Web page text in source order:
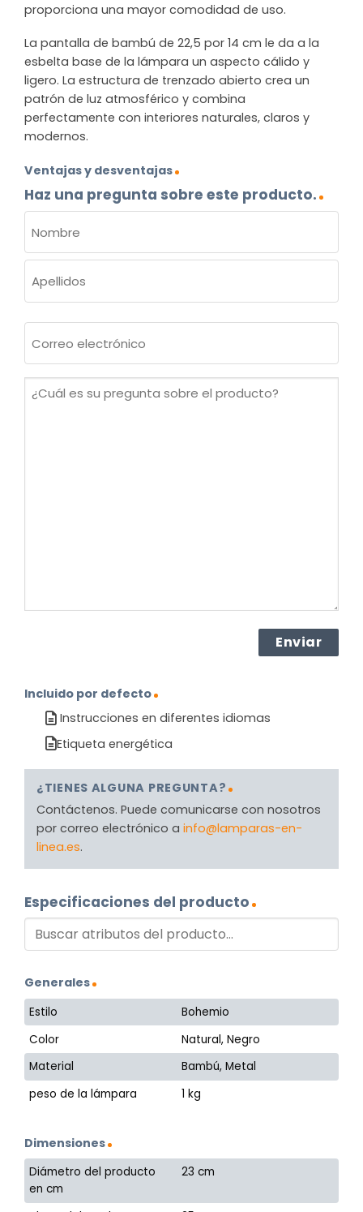
proporciona una mayor comodidad de uso.
La pantalla de bambú de 22,5 por 14 cm le da a la
esbelta base de la lámpara un aspecto cálido y
ligero. La estructura de trenzado abierto crea un
patrón de luz atmosférico y combina
perfectamente con interiores naturales, claros y
modernos.
Ventajas y desventajas
Haz una pregunta sobre este producto.
(OBLIGATORIO)
Nombre
electrónico
¿Cuál
Incluido por defecto
Instrucciones en diferentes idiomas
Etiqueta energética
¿TIENES ALGUNA PREGUNTA?
Contáctenos. Puede comunicarse con nosotros
por correo electrónico a info@lamparas-en-
linea.es.
Especificaciones del producto
Generales
Estilo
Bohemio
Color
Natural, Negro
Material
Bambú, Metal
peso de la lámpara
1 kg
Dimensiones
Diámetro del producto
en cm
23 cm